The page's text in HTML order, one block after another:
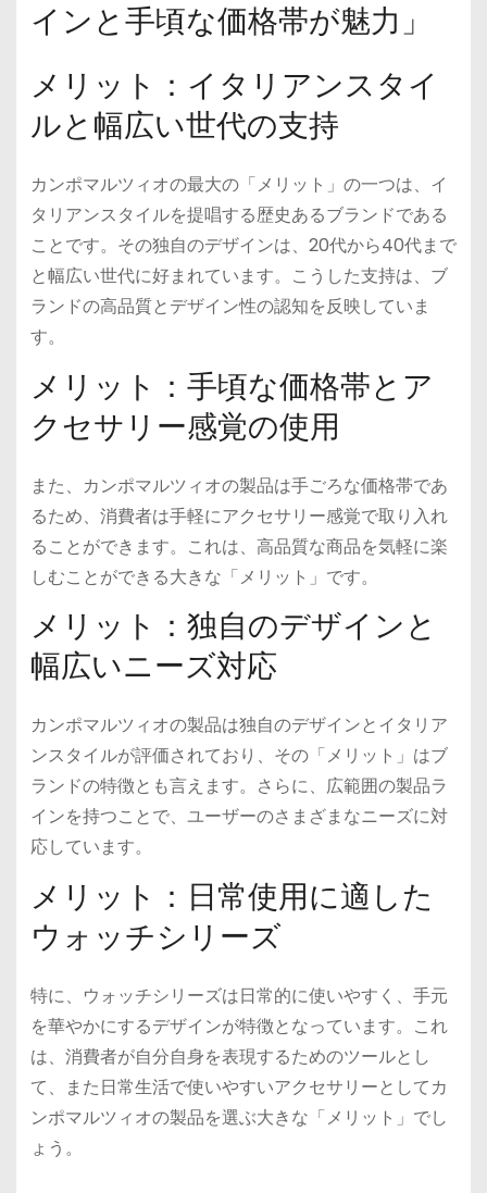
インと手頃な価格帯が魅力」
メリット：イタリアンスタイ
ルと幅広い世代の支持
カンポマルツィオの最大の「メリット」の一つは、イ
タリアンスタイルを提唱する歴史あるブランドである
ことです。その独自のデザインは、20代から40代まで
と幅広い世代に好まれています。こうした支持は、ブ
ランドの高品質とデザイン性の認知を反映していま
す。
メリット：手頃な価格帯とア
クセサリー感覚の使用
また、カンポマルツィオの製品は手ごろな価格帯であ
るため、消費者は手軽にアクセサリー感覚で取り入れ
ることができます。これは、高品質な商品を気軽に楽
しむことができる大きな「メリット」です。
メリット：独自のデザインと
幅広いニーズ対応
カンポマルツィオの製品は独自のデザインとイタリア
ンスタイルが評価されており、その「メリット」はブ
ランドの特徴とも言えます。さらに、広範囲の製品ラ
インを持つことで、ユーザーのさまざまなニーズに対
応しています。
メリット：日常使用に適した
ウォッチシリーズ
特に、ウォッチシリーズは日常的に使いやすく、手元
を華やかにするデザインが特徴となっています。これ
は、消費者が自分自身を表現するためのツールとし
て、また日常生活で使いやすいアクセサリーとしてカ
ンポマルツィオの製品を選ぶ大きな「メリット」でし
ょう。